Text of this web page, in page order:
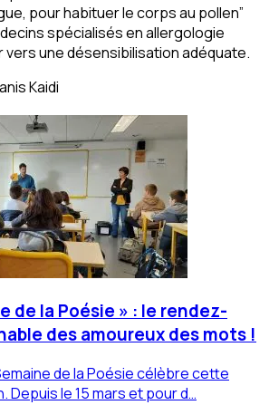
pour habituer le corps au pollen”
spécialisés en allergologie
une désensibilisation adéquate.
Kaidi
de la Poésie » : le rendez-
des amoureux des mots !
de la Poésie célèbre cette
Depuis le 15 mars et pour d…